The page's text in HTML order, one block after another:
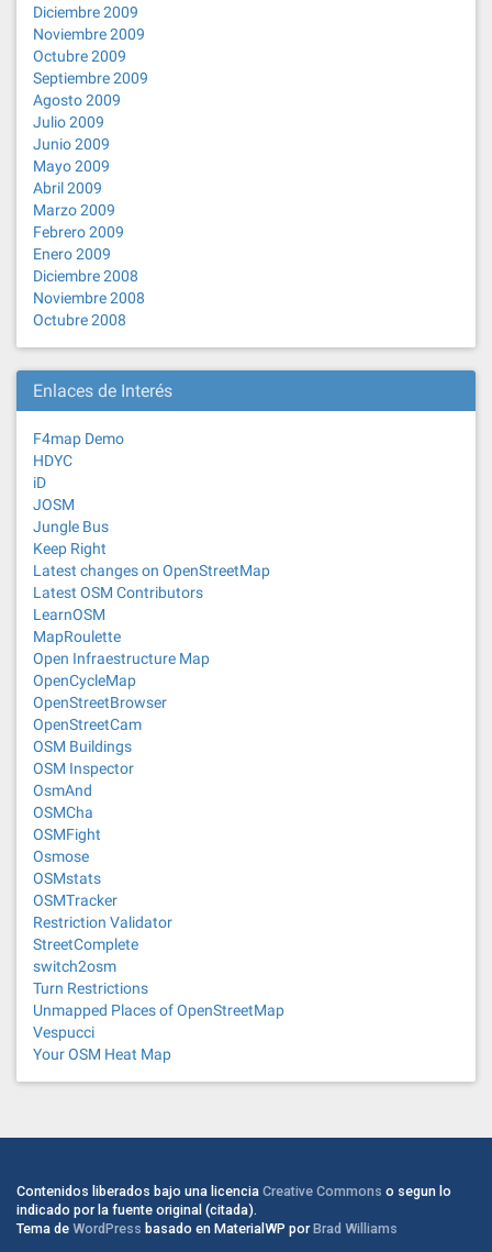
Diciembre 2009
Noviembre 2009
Octubre 2009
Septiembre 2009
Agosto 2009
Julio 2009
Junio 2009
Mayo 2009
Abril 2009
Marzo 2009
Febrero 2009
Enero 2009
Diciembre 2008
Noviembre 2008
Octubre 2008
Enlaces de Interés
F4map Demo
HDYC
iD
JOSM
Jungle Bus
Keep Right
Latest changes on OpenStreetMap
Latest OSM Contributors
LearnOSM
MapRoulette
Open Infraestructure Map
OpenCycleMap
OpenStreetBrowser
OpenStreetCam
OSM Buildings
OSM Inspector
OsmAnd
OSMCha
OSMFight
Osmose
OSMstats
OSMTracker
Restriction Validator
StreetComplete
switch2osm
Turn Restrictions
Unmapped Places of OpenStreetMap
Vespucci
Your OSM Heat Map
Contenidos liberados bajo una licencia Creative Commons o segun lo
indicado por la fuente original (citada).
Tema de WordPress basado en MaterialWP porBrad Williams